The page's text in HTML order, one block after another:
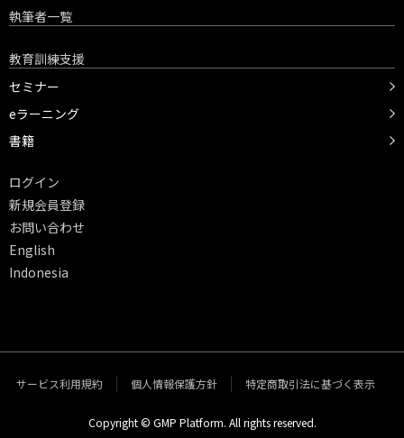
執筆者一覧
教育訓練支援
セミナー
eラーニング
書籍
ログイン
新規会員登録
お問い合わせ
English
Indonesia
サービス利用規約 個人情報保護方針 特定商取引法に基づく表示
Copyright © GMP Platform. All rights reserved.